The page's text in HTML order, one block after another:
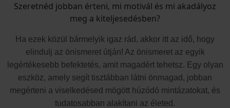
Szeretnéd jobban érteni, mi motivál és mi akadályoz
meg a kiteljesedésben?
Ha ezek közül bármelyik igaz rád, akkor itt az idő, hogy
elindulj az önismeret útján! Az önismeret az egyik
legértékesebb befektetés, amit magadért tehetsz. Egy olyan
eszköz, amely segít tisztábban látni önmagad, jobban
megérteni a viselkedésed mögött húzódó mintázatokat, és
tudatosabban alakítani az életed.